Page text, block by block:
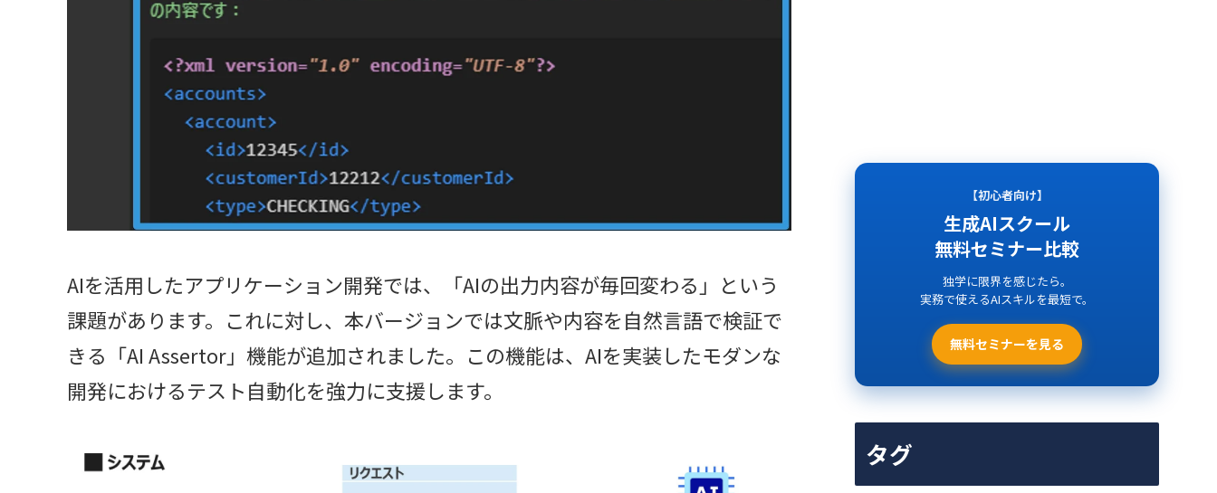
AIを活用したアプリケーション開発では、「AIの出力内容が毎回変わる」という
課題があります。これに対し、本バージョンでは文脈や内容を自然言語で検証で
きる「AI Assertor」機能が追加されました。この機能は、AIを実装したモダンな
開発におけるテスト自動化を強力に支援します。
【初心者向け】
生成AIスクール
無料セミナー比較
独学に限界を感じたら。
実務で使えるAIスキルを最短で。
無料セミナーを見る
タグ